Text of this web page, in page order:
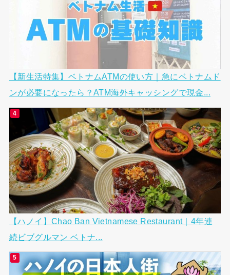
【新生活特集】ベトナムATMの使い方｜急にベトナムド
ンが必要になったら？ATM海外キャッシングで現金...
【ハノイ】Chao Ban Vietnamese Restaurant｜4年連
続ビブグルマン ベトナ...